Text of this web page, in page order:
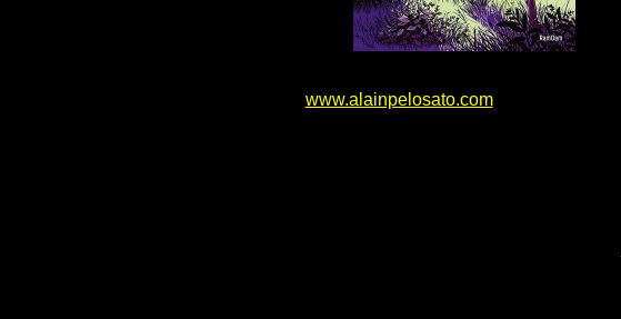
www.alainpelosato.com